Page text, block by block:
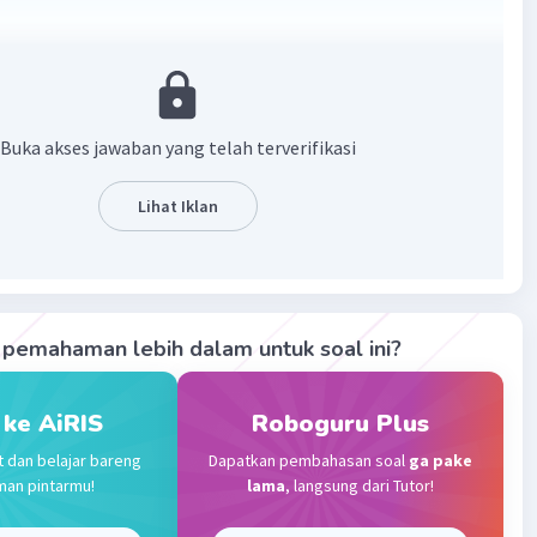
ya :)
·0.0(0)
Buka akses jawaban yang telah terverifikasi
Lihat Iklan
lebih dalam untuk soal ini?
AiRIS
dan belajar bareng
pintarmu!
Roboguru Plus
Dapatkan pembahasan soal ga pake
lama, langsung dari Tutor!